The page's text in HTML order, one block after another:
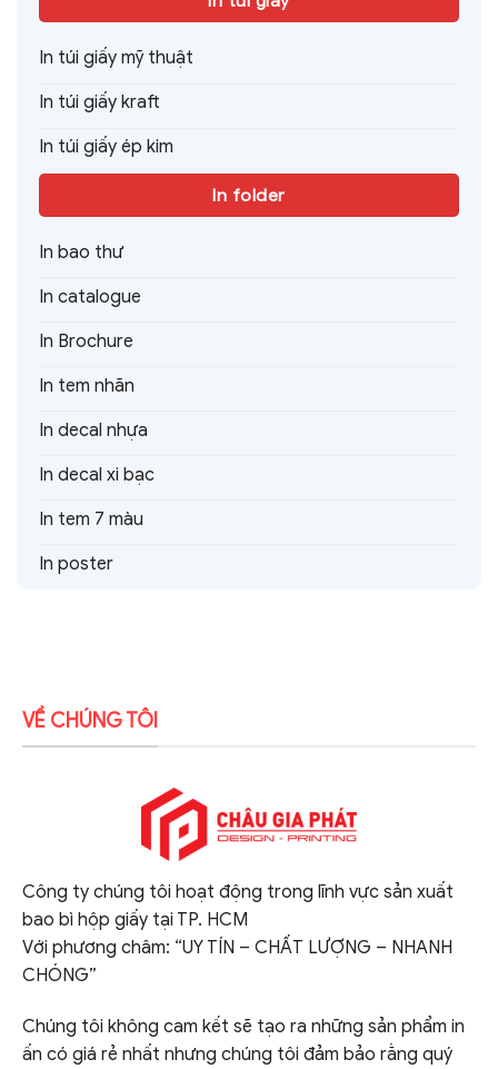
In túi giấy mỹ thuật
In túi giấy kraft
In túi giấy ép kim
In folder
In bao thư
In catalogue
In Brochure
In tem nhãn
In decal nhựa
In decal xi bạc
In tem 7 màu
In poster
VỀ CHÚNG TÔI
Công ty chúng tôi hoạt động trong lĩnh vực sản xuất
bao bì hộp giấy tại TP. HCM
Với phương châm: “UY TÍN – CHẤT LƯỢNG – NHANH
CHÓNG”
Chúng tôi không cam kết sẽ tạo ra những sản phẩm in
ấn có giá rẻ nhất nhưng chúng tôi đảm bảo rằng quý